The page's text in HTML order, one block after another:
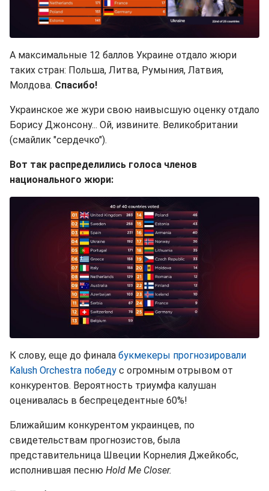
А максимальные 12 баллов Украине отдало жюри
таких стран: Польша, Литва, Румыния, Латвия,
Молдова. Спасибо!
Украинское же жури свою наивысшую оценку отдало
Борису Джонсону... Ой, извините. Великобритании
(смайлик "сердечко").
Вот так распределились голоса членов
национального жюри:
К слову, еще до финала букмекеры прогнозировали
Kalush Orchestra победу с огромным отрывом от
конкурентов. Вероятность триумфа калушан
оценивалась в беспрецедентные 60%!
Ближайшим конкурентом украинцев, по
свидетельствам прогнозистов, была
представительница Швеции Корнелия Джейкобс,
исполнившая песню Hold Me Closer.